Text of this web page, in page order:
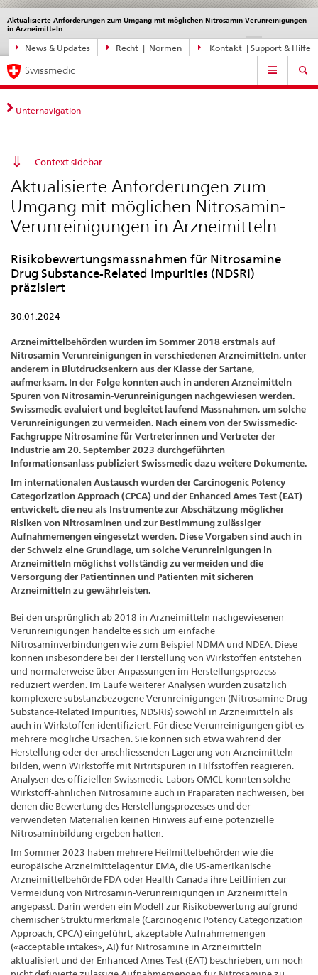
Direktnavigation
News,
Rechtsgrundlagen,
Kontakt
News & Updates Recht | Normen Kontakt | Support & Hilfe
Aktualisierte Anforderungen zum Umgang mit möglichen Nitrosamin-Verunreinigungen
in Arzneimitteln
Sprachwahl
DE IT EN
Service
navigation
Hauptnavigation
Swissmedic
Unternavigation
Context sidebar
Aktualisierte Anforderungen zum
Umgang mit möglichen Nitrosamin-
Verunreinigungen in Arzneimitteln
Risikobewertungsmassnahmen für Nitrosamine
Drug Substance-Related Impurities (NDSRI)
präzisiert
30.01.2024
Arzneimittelbehörden wurden im Sommer 2018 erstmals auf
Nitrosamin-Verunreinigungen in verschiedenen Arzneimitteln, unter
anderem in Blutdrucksenkern aus der Klasse der Sartane,
aufmerksam. In der Folge konnten auch in anderen Arzneimitteln
Spuren von Nitrosamin-Verunreinigungen nachgewiesen werden.
Swissmedic evaluiert und begleitet laufend Massnahmen, um solche
Verunreinigungen zu vermeiden. Nach einem von der Swissmedic-
Fachgruppe Nitrosamine für Vertreterinnen und Vertreter der
Industrie am 20. September 2023 durchgeführten
Informationsanlass publiziert Swissmedic dazu weitere Dokumente.
Im internationalen Austausch wurden der Carcinogenic Potency
Categorization Approach (CPCA) und der Enhanced Ames Test (EAT)
entwickelt, die neu als Instrumente zur Abschätzung möglicher
Risiken von Nitrosaminen und zur Bestimmung zulässiger
Aufnahmemengen eingesetzt werden. Diese Vorgaben sind auch in
der Schweiz eine Grundlage, um solche Verunreinigungen in
Arzneimitteln möglichst vollständig zu vermeiden und die
Versorgung der Patientinnen und Patienten mit sicheren
Arzneimitteln zu gewährleisten.
Bei den ursprünglich ab 2018 in Arzneimitteln nachgewiesenen
Verunreinigungen handelte es sich um einfache
Nitrosaminverbindungen wie zum Beispiel NDMA und NDEA. Diese
können insbesondere bei der Herstellung von Wirkstoffen entstehen
und normalerweise über Anpassungen im Herstellungsprozess
reduziert werden. Im Laufe weiterer Analysen wurden zusätzlich
komplexere substanzbezogene Verunreinigungen (Nitrosamine Drug
Substance-Related Impurities, NDSRIs) sowohl in Arzneimitteln als
auch in Wirkstoffen identifiziert. Für diese Verunreinigungen gibt es
mehrere mögliche Ursachen. Sie können sich etwa während der
Herstellung oder der anschliessenden Lagerung von Arzneimitteln
bilden, wenn Wirkstoffe mit Nitritspuren in Hilfsstoffen reagieren.
Analysen des offiziellen Swissmedic-Labors OMCL konnten solche
Wirkstoff-ähnlichen Nitrosamine auch in Präparaten nachweisen, bei
denen die Bewertung des Herstellungsprozesses und der
verwendeten Materialien keinen Hinweis auf eine potenzielle
Nitrosaminbildung ergeben hatten.
Im Sommer 2023 haben mehrere Heilmittelbehörden wie die
europäische Arzneimittelagentur EMA, die US-amerikanische
Arzneimittelbehörde FDA oder Health Canada ihre Leitlinien zur
Vermeidung von Nitrosamin-Verunreinigungen in Arzneimitteln
angepasst. Darin werden ein Modell zur Risikobewertung aufgrund
chemischer Strukturmerkmale (Carcinogenic Potency Categorization
Approach, CPCA) eingeführt, akzeptable Aufnahmemengen
(«acceptable intakes», AI) für Nitrosamine in Arzneimitteln
aktualisiert und der Enhanced Ames Test (EAT) beschrieben, um noch